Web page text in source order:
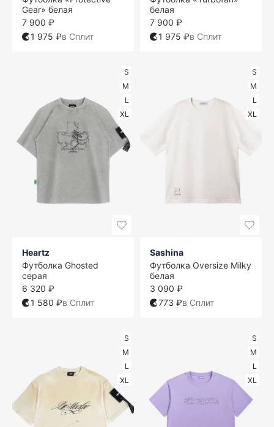
Gear» белая
7 900 ₽
1 975 ₽в Сплит
белая
7 900 ₽
1 975 ₽в Сплит
S
M
L
XL
Heartz
Футболка Ghosted
серая
6 320 ₽
1 580 ₽в Сплит
S
M
L
XL
Sashina
Футболка Oversize Milky
белая
3 090 ₽
773 ₽в Сплит
S
M
L
XL
S
M
L
XL